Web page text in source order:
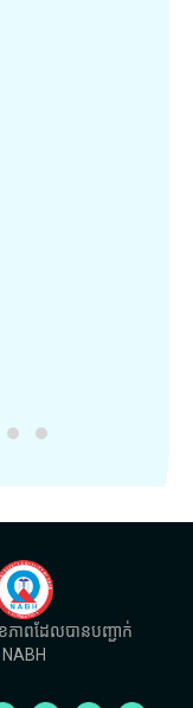
ភាពដែលបានបញ្ជាក់
NABH